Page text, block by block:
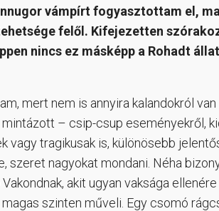
vámpírt fogyasztottam el,
felől. Kifejezetten
nincs ez másképp a Rohadt
mert nem is annyira kalandokról
– csip-csup eseményekről,
vagy tragikusak is, különösebb
nagyokat mondani. Néha
akit ugyan vaksága
szinten műveli. Egy csomó